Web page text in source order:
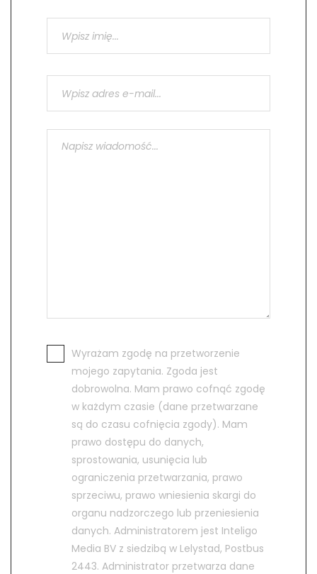
Wyrażam zgodę na przetworzenie
mojego zapytania. Zgoda jest
dobrowolna. Mam prawo cofnąć zgodę
w każdym czasie (dane przetwarzane
są do czasu cofnięcia zgody). Mam
prawo dostępu do danych,
sprostowania, usunięcia lub
ograniczenia przetwarzania, prawo
sprzeciwu, prawo wniesienia skargi do
organu nadzorczego lub przeniesienia
danych. Administratorem jest Inteligo
Media BV z siedzibą w Lelystad, Postbus
2443. Administrator przetwarza dane